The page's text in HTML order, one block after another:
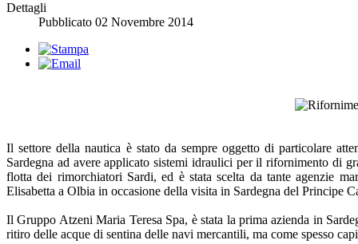
Dettagli
Pubblicato 02 Novembre 2014
Il settore della nautica è stato da sempre oggetto di particolare
Sardegna ad avere applicato sistemi idraulici per il rifornimento di
flotta dei rimorchiatori Sardi, ed è stata scelta da tante agenzie
Elisabetta a Olbia in occasione della visita in Sardegna del Principe
Il Gruppo Atzeni Maria Teresa Spa, è stata la prima azienda in
ritiro delle acque di sentina delle navi mercantili, ma come spesso